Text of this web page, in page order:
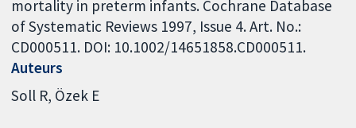
mortality in preterm infants. Cochrane Database
of Systematic Reviews 1997, Issue 4. Art. No.:
CD000511. DOI: 10.1002/14651858.CD000511.
Auteurs
Soll R Özek E